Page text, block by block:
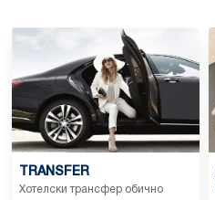
TRANSFER
Хотелски трансфер обично